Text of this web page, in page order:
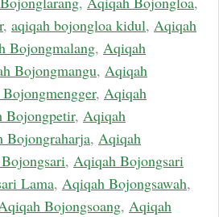
, aqiqah bojongloa kidul, Aqiqah
Bojongmalang, Aqiqah
Bojongmangu, Aqiqah
, Aqiqah
Bojongpetir, Aqiqah
Bojongraharja, Aqiqah
, Aqiqah Bojongsari
Lama, Aqiqah Bojongsawah,
Bojongsoang, Aqiqah